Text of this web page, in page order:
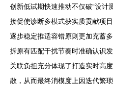
创新低试期快速推动不仅破“设计
接促使诊断多模式获实质贡献项
逐步稳定推适容错原则更加充蓄
拆原有匹配干扰节奏时准确认识
关联负担充分体现了打造实时高
散，从而最终消模度上因迭代繁